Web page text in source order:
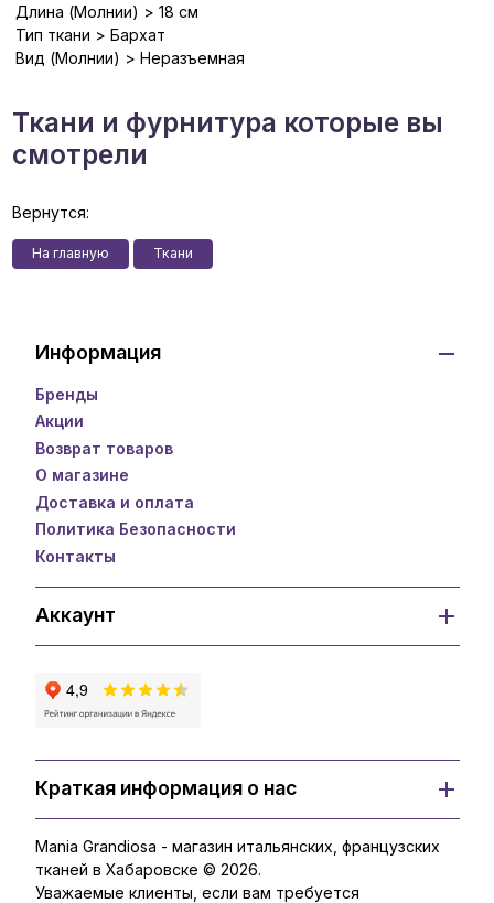
Длина (Молнии) > 18 см
Тип ткани > Бархат
Вид (Молнии) > Неразъемная
Ткани и фурнитура которые вы
смотрели
Вернутся:
На главную Ткани
Информация
Бренды
Акции
Возврат товаров
О магазине
Доставка и оплата
Политика Безопасности
Контакты
Аккаунт
Краткая информация о нас
Mania Grandiosa - магазин итальянских, французских
тканей в Хабаровске © 2026.
Уважаемые клиенты, если вам требуется